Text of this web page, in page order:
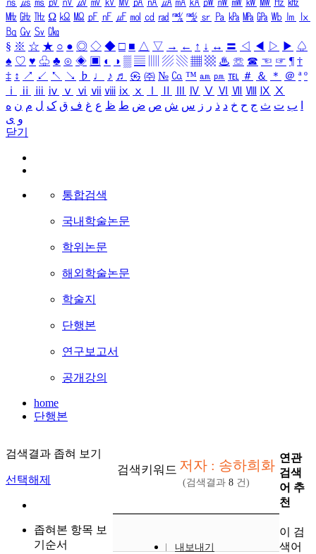
㎒ ㎓ ㎔ Ω ㏀ ㏁ ㎊ ㎋ ㎌ ㏖ ㏅ ㎭ ㎮ ㎯ ㏛ ㎩ ㎪ ㎫ ㎬ ㏝ ㏐
㏓
㏃ ㏉ ㏜ ㏆
§ ※ ☆ ★ ○ ● ◎ ◇ ◆ □ ■ △ ▽ → ← ↑ ↓ ↔ 〓 ◁ ◀ ▷ ▶ ♤
♠ ♡ ♥ ♧ ♣ ⊙ ◈ ▣ ◐ ◑ ▒ ▤ ▨ ▧ ▦ ▩ ♨ ☏ ☎ ☜ ☞ ¶ †
‡ ↕ ↗ ↙ ↖ ↘ ♭ ♩ ♪ ♬ ㉿ ㈜ № ㏇ ™ ㏂ ㏘ ℡ ＃ ＆ ＊ ＠ ª º
ⅰ
ⅱ ⅲ ⅳ ⅴ ⅵ ⅶ ⅷ ⅸ ⅹ Ⅳ Ⅴ Ⅵ Ⅶ Ⅷ Ⅸ Ⅹ
ب ت ث ج ح خ د ذ ر ز س ش ص ض ط ظ ع غ ف ق ک ل م ن ه
و ی
닫기
통합검색
국내학술논문
학위논문
해외학술논문
학술지
단행본
연구보고서
공개강의
home
단행본
검색결과 좁혀 보기
선택해제
좁혀본 항목 보
기순서
검색키워드 저자 : 송하희화
(검색결과 8 건)
내보내기
연관
검색
어 추
천
이 검
색어